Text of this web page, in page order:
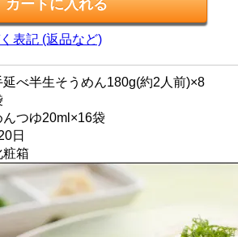
表記 (返品など)
延べ半生そうめん180g(約2人前)×8
んつゆ20ml×16袋
日
粧箱